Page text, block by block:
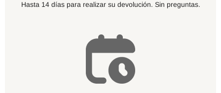
Hasta 14 días para realizar su devolución. Sin preguntas.